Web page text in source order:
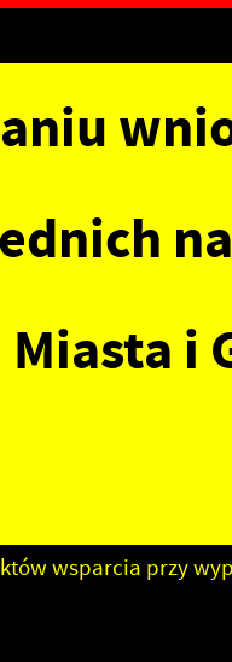
i
wsparcia przy